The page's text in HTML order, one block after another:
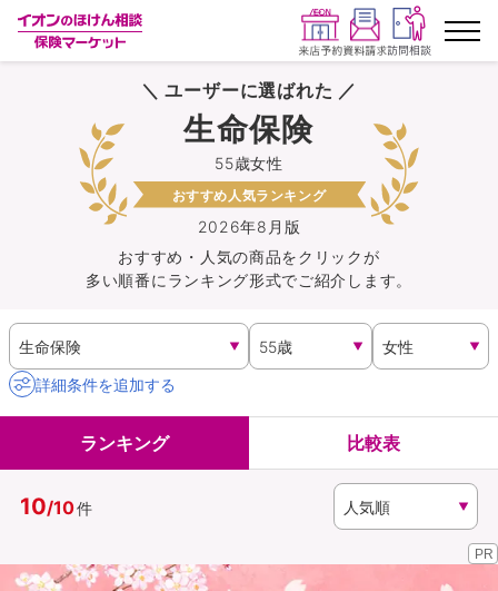
ランキングから探す
保険を比較する
保険会社から探す
イオンカード会員さま専用保険
キャンペーン一覧
イオングループ従業員さま向け
資料請求
（無料）
訪問相談
＼ ユーザーに選ばれた ／
2026年8月版
55歳女性
生命保険
おすすめ人気ランキング
おすすめ・人気の商品をクリックが
多い順番にランキング形式でご紹介します。
詳細条件を追加する
ランキング 比較表
10/10件
PR